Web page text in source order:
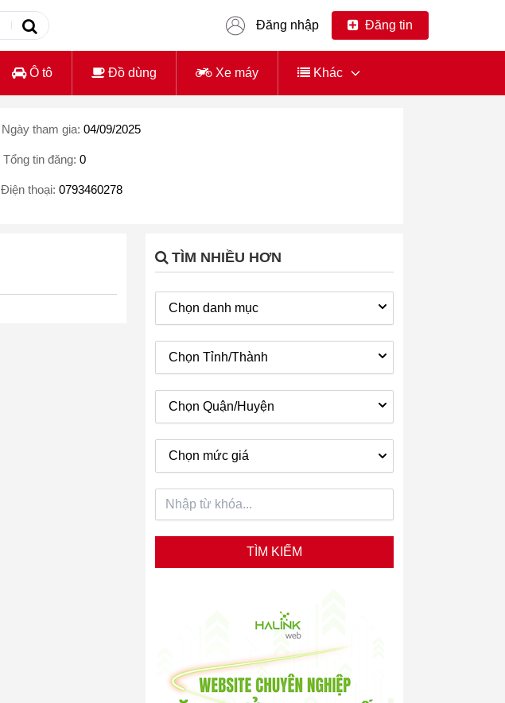
Đăng nhập Đăng tin
Ô tô Đồ dùng Xe máy Khác
Ngày tham gia: 04/09/2025
Tổng tin đăng: 0
Điện thoại: 0793460278
TÌM NHIỀU HƠN
Chọn danh mục
Chọn Tỉnh/Thành
Chọn Quận/Huyện
Chọn mức giá
TÌM KIẾM